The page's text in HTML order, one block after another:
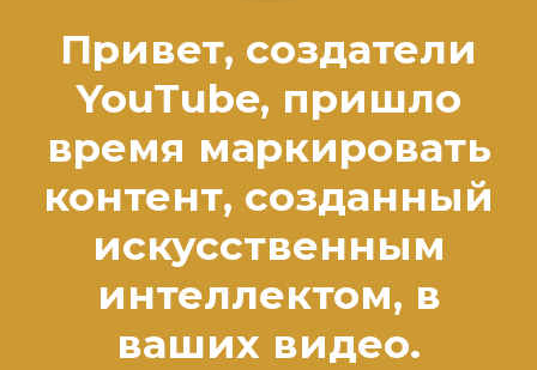
Привет, создатели
YouTube, пришло
время маркировать
контент, созданный
искусственным
интеллектом, в
ваших видео.